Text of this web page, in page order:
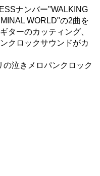
ナンバー"WALKING
WORLD"の2曲を
ターのカッティング、
クロックサウンドがカ
泣きメロパンクロック